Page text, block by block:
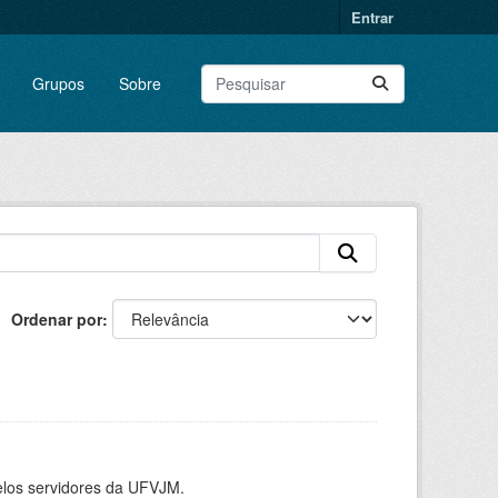
Entrar
Grupos Sobre
Ordenar por
servidores da UFVJM.